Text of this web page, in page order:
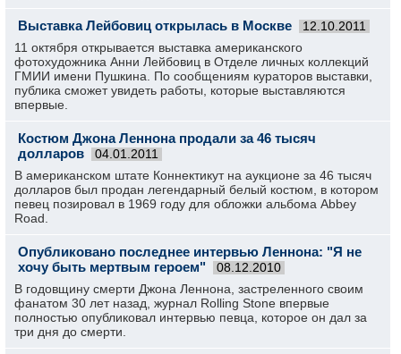
Выставка Лейбовиц открылась в Москве 12.10.2011
11 октября открывается выставка американского
фотохудожника Анни Лейбовиц в Отделе личных коллекций
ГМИИ имени Пушкина. По сообщениям кураторов выставки,
публика сможет увидеть работы, которые выставляются
впервые.
Костюм Джона Леннона продали за 46 тысяч
долларов
04.01.2011
В американском штате Коннектикут на аукционе за 46 тысяч
долларов был продан легендарный белый костюм, в котором
певец позировал в 1969 году для обложки альбома Abbey
Road.
Опубликовано последнее интервью Леннона: "Я не
хочу быть мертвым героем"
08.12.2010
В годовщину смерти Джона Леннона, застреленного своим
фанатом 30 лет назад, журнал Rolling Stone впервые
полностью опубликовал интервью певца, которое он дал за
три дня до смерти.